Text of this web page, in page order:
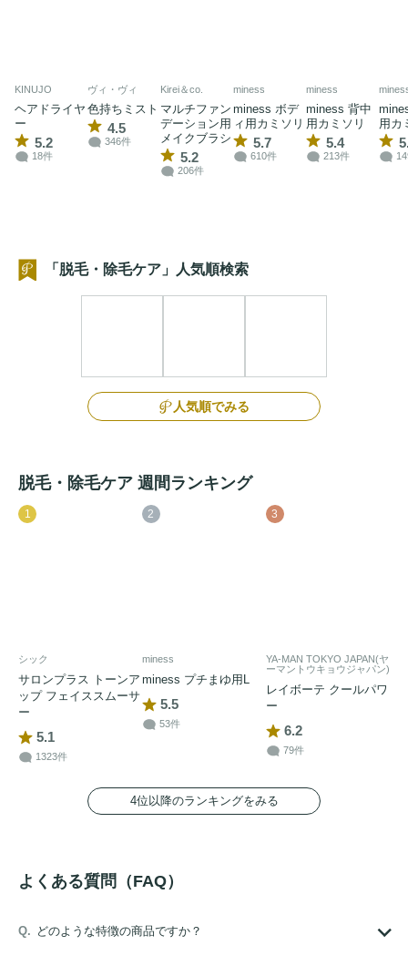
KINUJO
ヘアドライヤ
ー
5.2
18件
ヴィ・ヴィ
色持ちミスト
4.5
346件
Kirei＆co.
マルチファン
デーション用
メイクブラシ
5.2
206件
miness
miness ボデ
ィ用カミソリ
5.7
610件
miness
miness 背中
用カミソリ
5.4
213件
用カ
「脱毛・除毛ケア」人気順検索
人気順でみる
脱毛・除毛ケア 週間ランキング
1
シック
サロンプラス トーンア
ップ フェイススムーサ
ー
5.1
1323件
2
miness
miness プチまゆ用L
5.5
53件
3
YA-MAN TOKYO JAPAN(ヤ
ーマントウキョウジャパン)
レイボーテ クールパワ
ー
6.2
79件
4位以降のランキングをみる
よくある質問（FAQ）
どのような特徴の商品ですか？